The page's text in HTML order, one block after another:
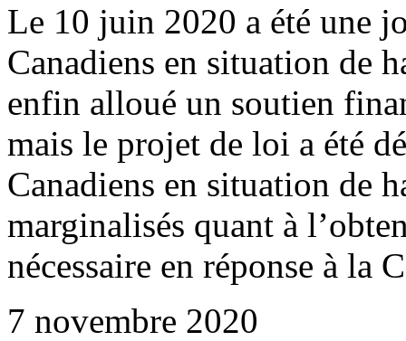
Le 10 juin 2020 a été une
Canadiens en situation de
enfin alloué un soutien
mais le projet de loi a été
Canadiens en situation de
marginalisés quant à
nécessaire en réponse à
7 novembre 2020